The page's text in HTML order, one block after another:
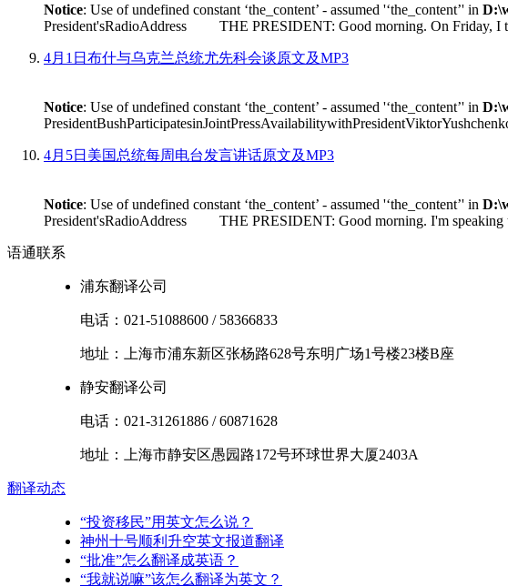
Notice: Use of undefined constant ‘the_content’ - assumed '‘the_content’' in
President'sRadioAddress THE PRESIDENT: Good morning. On Friday, I
4月1日布什与乌克兰总统尤先科会谈原文及MP3
Notice: Use of undefined constant ‘the_content’ - assumed '‘the_content’' in
4月5日美国总统每周电台发言讲话原文及MP3
Notice: Use of undefined constant ‘the_content’ - assumed '‘the_content’' in
President'sRadioAddress THE PRESIDENT: Good morning. I'm speaking
语通联系
浦东翻译公司
电话： 021-51088600 / 58366833
地址： 上海市浦东新区张杨路628号东明广场1号楼23楼B座
静安翻译公司
电话： 021-31261886 /60871628
地址： 上海市静安区愚园路172号环球世界大厦2403A
翻译动态
“投资移民”用英文怎么说？
神州十号顺利升空英文报道翻译
“批准”怎么翻译成英语？
“我就说嘛”该怎么翻译为英文？